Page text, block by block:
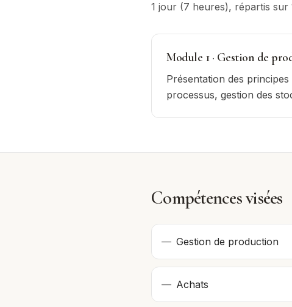
1 jour (7 heures), répartis sur
Module 1· Gestion de
Présentation des
processus, gestion des
Compétences visées
— Gestion de production
— Achats